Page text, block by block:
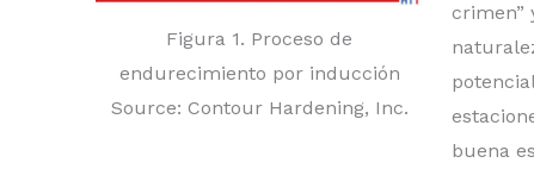
Figura 1. Proceso de
endurecimiento por inducción
Source: Contour Hardening, Inc.
crimen”
buena